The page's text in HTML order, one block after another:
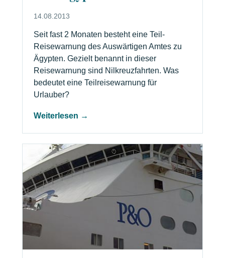
14.08.2013
Seit fast 2 Monaten besteht eine Teil-
Reisewarnung des Auswärtigen Amtes zu
Ägypten. Gezielt benannt in dieser
Reisewarnung sind Nilkreuzfahrten. Was
bedeutet eine Teilreisewarnung für
Urlauber?
Weiterlesen →